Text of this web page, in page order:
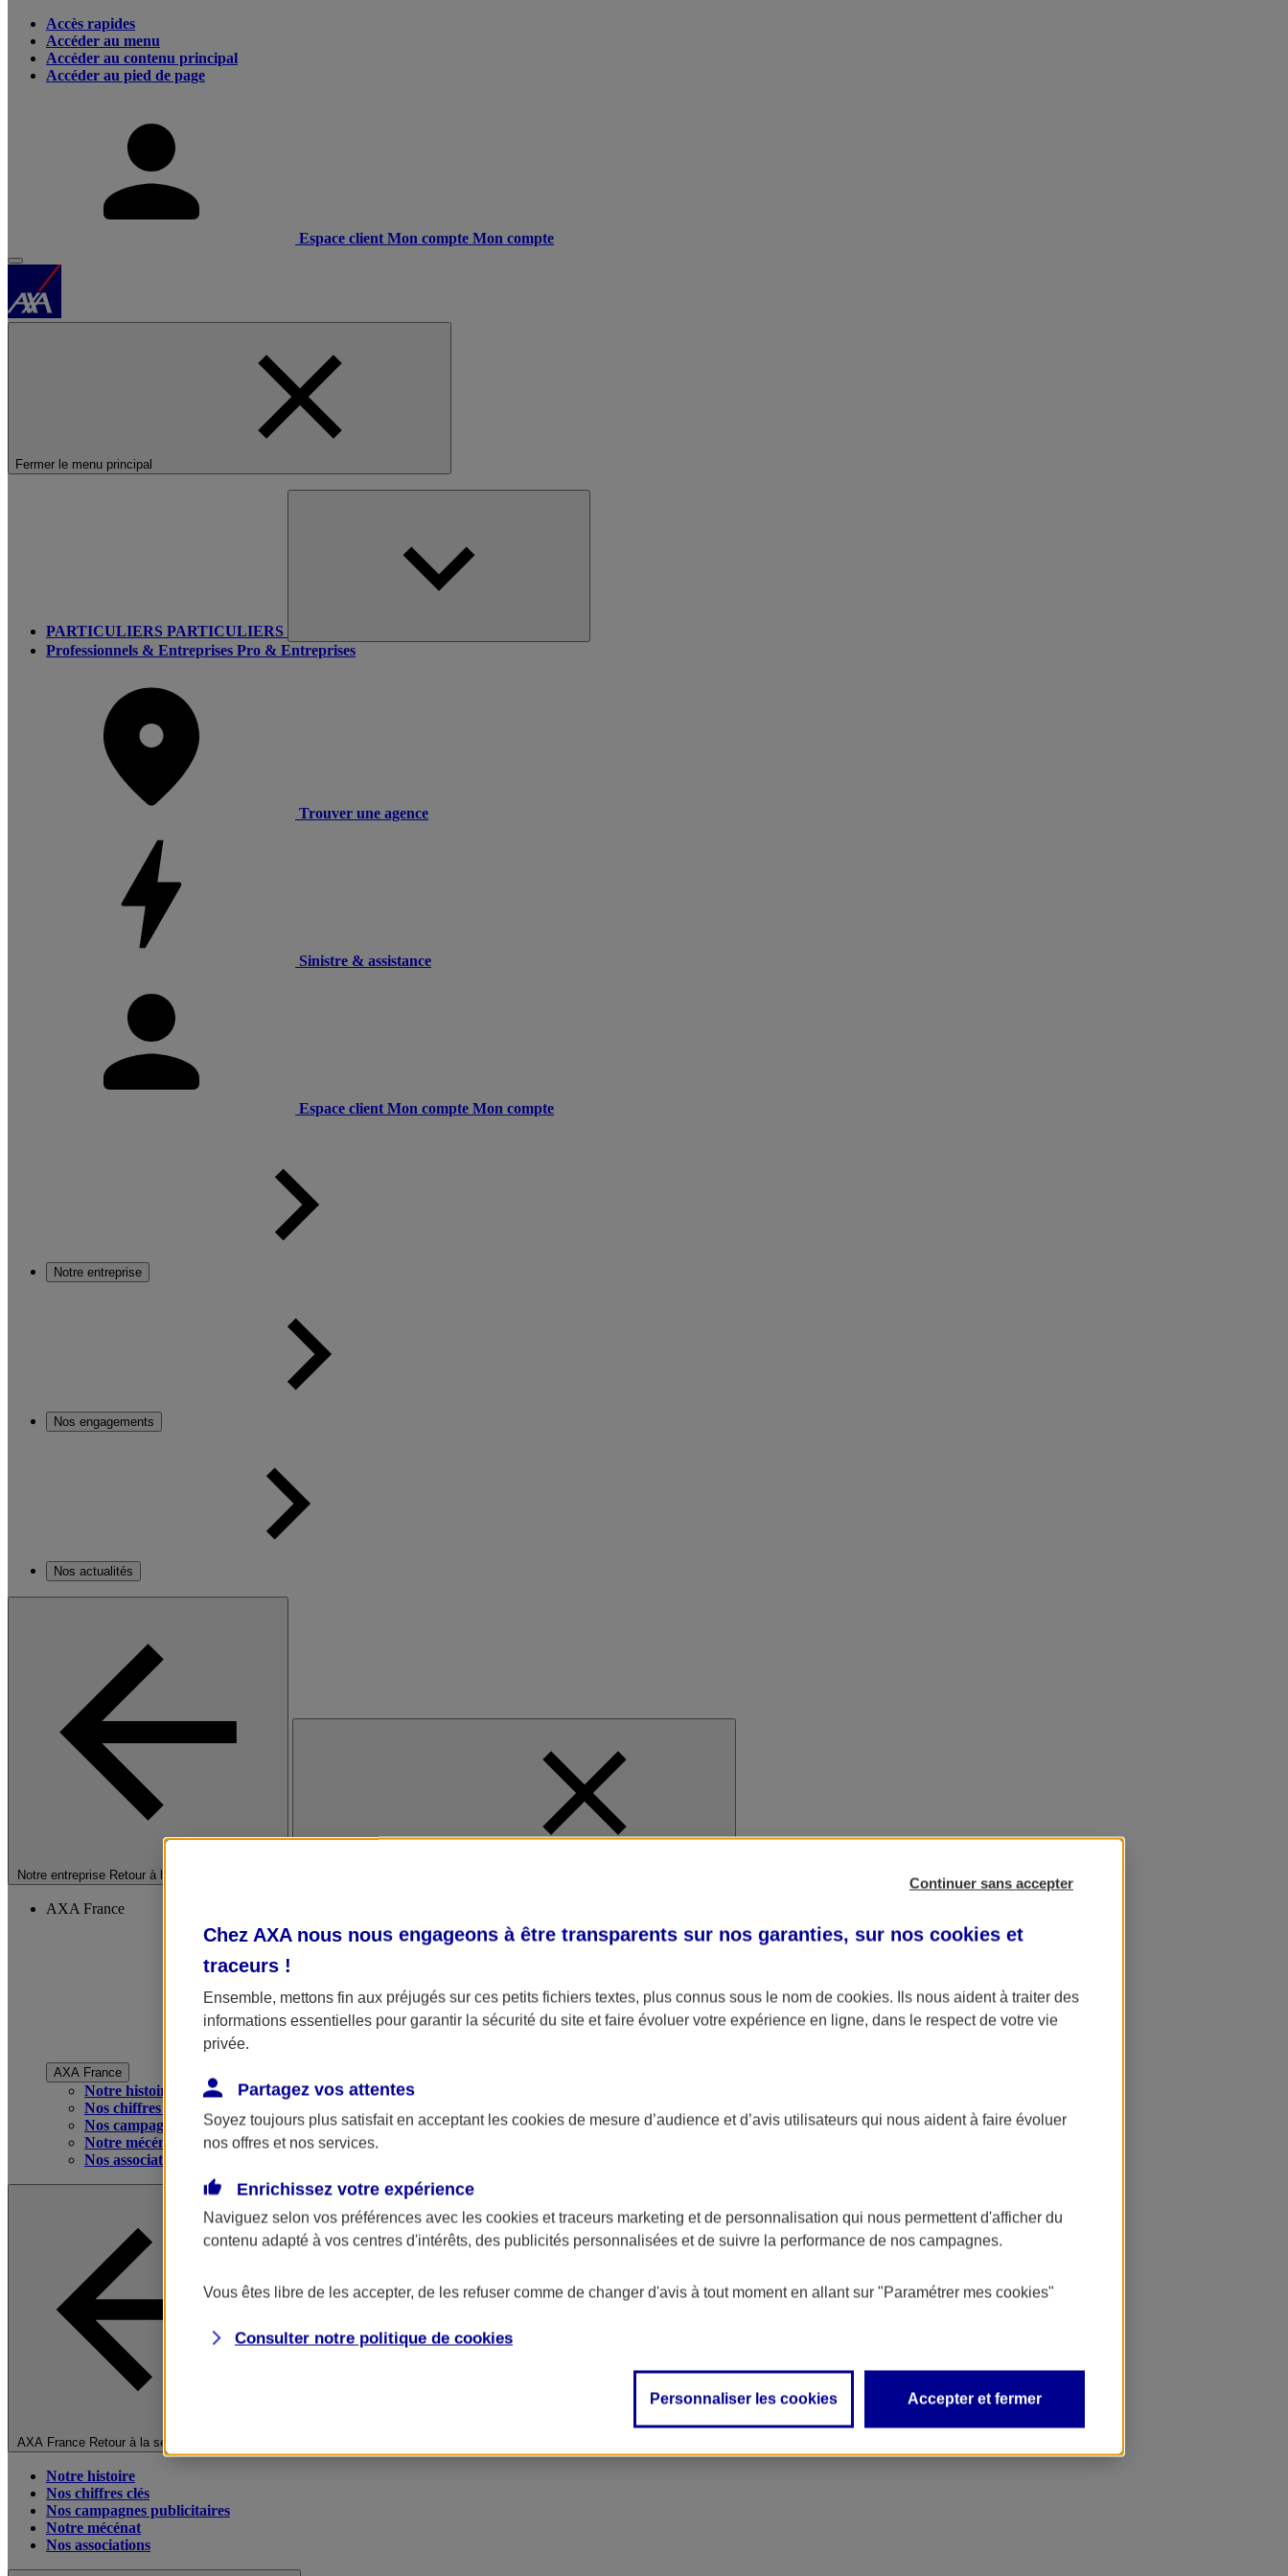
Accès rapides
Accéder au menu
Accéder au contenu principal
Accéder au pied de page
Espace client Mon compte Mon compte
Fermer le menu principal
PARTICULIERS PARTICULIERS
Professionnels & Entreprises Pro & Entreprises
Trouver une agence
Sinistre & assistance
Espace client Mon compte Mon compte
Notre entreprise
Nos engagements
Nos actualités
Notre entreprise Retour à la section précédente
AXA France
AXA France
Notre histoire
Nos chiffres clés
Nos campagnes publicitaires
Notre mécénat
Nos associations
AXA France Retour à la section précédente
Notre histoire
Nos chiffres clés
Nos campagnes publicitaires
Notre mécénat
Nos associations
Continuer sans accepter
Chez AXA nous nous engageons à être transparents sur nos garanties, sur nos cookies et
traceurs !
Ensemble, mettons fin aux préjugés sur ces petits fichiers textes, plus connus sous le nom de cookies. Ils nous aident à traiter des
informations essentielles pour garantir la sécurité du site et faire évoluer votre expérience en ligne, dans le respect de votre vie
privée.
Partagez vos attentes
Soyez toujours plus satisfait en acceptant les cookies de mesure d’audience et d’avis utilisateurs qui nous aident à faire évoluer
nos offres et nos services.
Enrichissez votre expérience
Naviguez selon vos préférences avec les cookies et traceurs marketing et de personnalisation qui nous permettent d'afficher du
contenu adapté à vos centres d'intérêts, des publicités personnalisées et de suivre la performance de nos campagnes.
Vous êtes libre de les accepter, de les refuser comme de changer d'avis à tout moment en allant sur "Paramétrer mes cookies"
Consulter notre politique de cookies
Personnaliser les cookies Accepter et fermer